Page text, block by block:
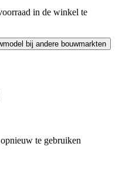
in de winkel te
bij andere bouwmarkten
te gebruiken